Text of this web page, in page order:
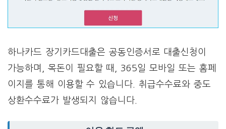
하나카드 장기카드대출은 공동인증서로 대출신청이
가능하며, 목돈이 필요할 때, 365일 모바일 또는 홈페
이지를 통해 이용할 수 있습니다. 취급수수료와 중도
상환수수료가 발생되지 않습니다.